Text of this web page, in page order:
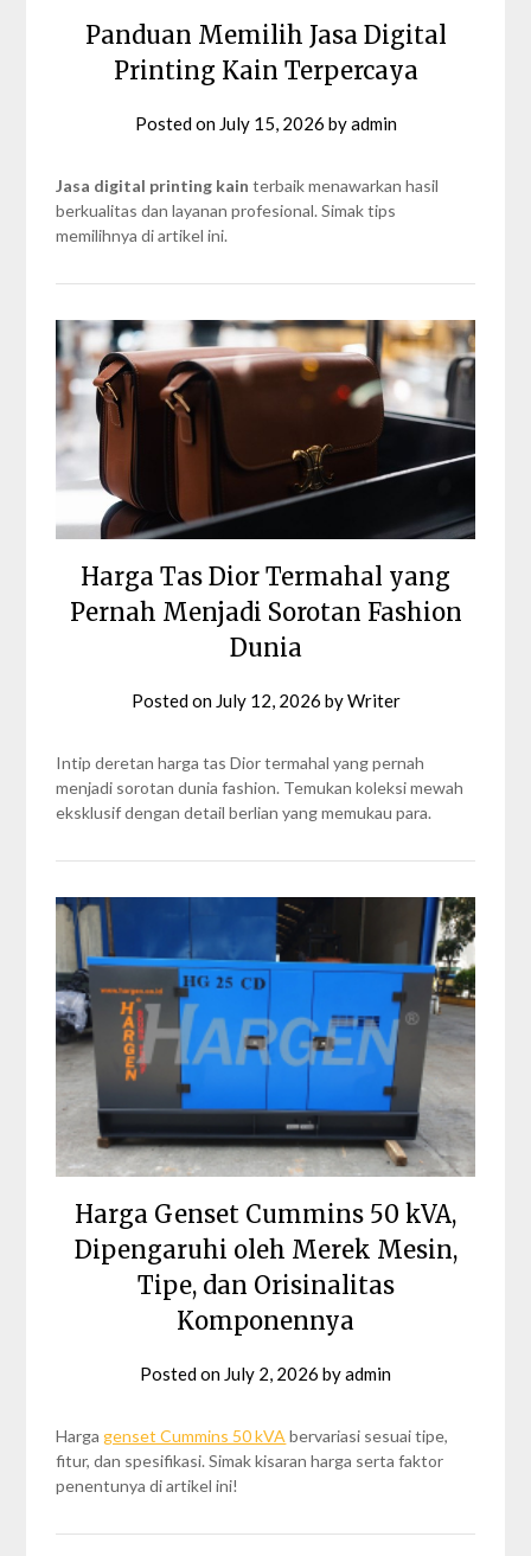
Panduan Memilih Jasa Digital
Printing Kain Terpercaya
Posted on July 15, 2026 byadmin
Jasa digital printing kain terbaik menawarkan hasil
berkualitas dan layanan profesional. Simak tips
memilihnya di artikel ini.
Harga Tas Dior Termahal yang
Pernah Menjadi Sorotan Fashion
Dunia
Posted on July 12, 2026 byWriter
Intip deretan harga tas Dior termahal yang pernah
menjadi sorotan dunia fashion. Temukan koleksi mewah
eksklusif dengan detail berlian yang memukau para.
Harga Genset Cummins 50 kVA,
Dipengaruhi oleh Merek Mesin,
Tipe, dan Orisinalitas
Komponennya
Posted on July 2, 2026 byadmin
Harga genset Cummins 50 kVA bervariasi sesuai tipe,
fitur, dan spesifikasi. Simak kisaran harga serta faktor
penentunya di artikel ini!